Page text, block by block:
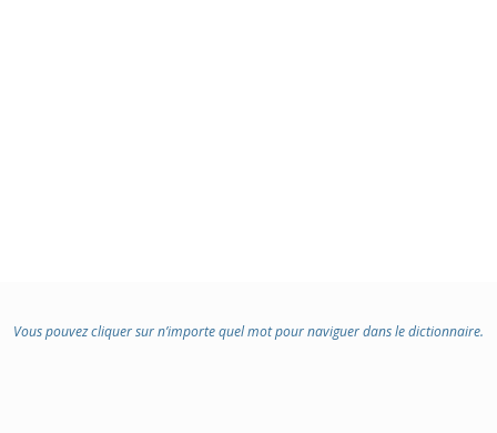
Vous pouvez cliquer sur n’importe quel mot pour naviguer dans le dictionnaire.